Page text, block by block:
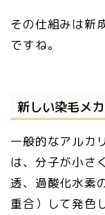
その仕組みは新
ですね。
新しい染毛メ
一般的なアルカ
は、分子が小さ
透、過酸化水素
重合）して発色